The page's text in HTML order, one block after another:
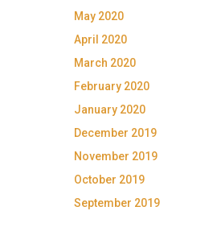
May 2020
April 2020
March 2020
February 2020
January 2020
December 2019
November 2019
October 2019
September 2019